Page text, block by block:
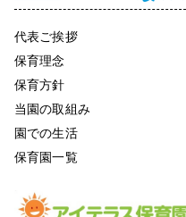
代表ご挨拶
保育理念
保育方針
当園の取組み
園での生活
保育園一覧